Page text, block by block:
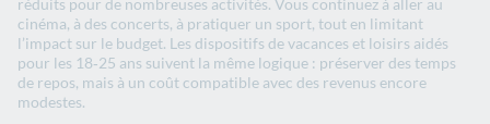
réduits pour de nombreuses activités. Vous continuez à aller au
cinéma, à des concerts, à pratiquer un sport, tout en limitant
l’impact sur le budget. Les dispositifs de vacances et loisirs aidés
pour les 18‑25 ans suivent la même logique : préserver des temps
de repos, mais à un coût compatible avec des revenus encore
modestes.